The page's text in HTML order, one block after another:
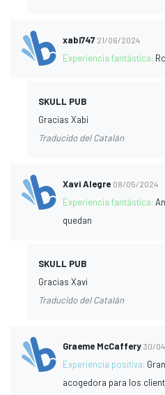
xabi747 21/06/2024
Experiencia fantástica:
SKULL PUB
Gracias Xabi
Traducido del Catalán
Xavi Alegre 08/05/2024
Experiencia fantástica:
quedan
SKULL PUB
Gracias Xavi
Traducido del Catalán
Graeme McCaffery 30/
Experiencia positiva:
acogedora para los